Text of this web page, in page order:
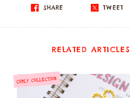
SHARE TWEET
RELATED ARTICLES